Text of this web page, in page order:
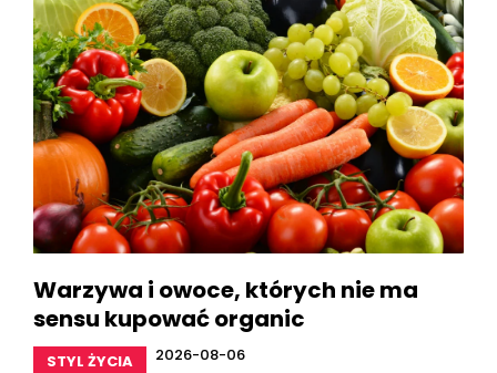
Warzywa i owoce, których nie ma
sensu kupować organic
STYL ŻYCIA 2026-08-06